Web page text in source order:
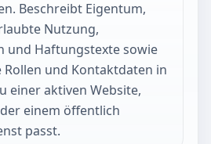
Beschreibt Eigentum,
Nutzung,
und Haftungstexte sowie
Rollen und Kontaktdaten in
einer aktiven Website,
einem öffentlich
passt.